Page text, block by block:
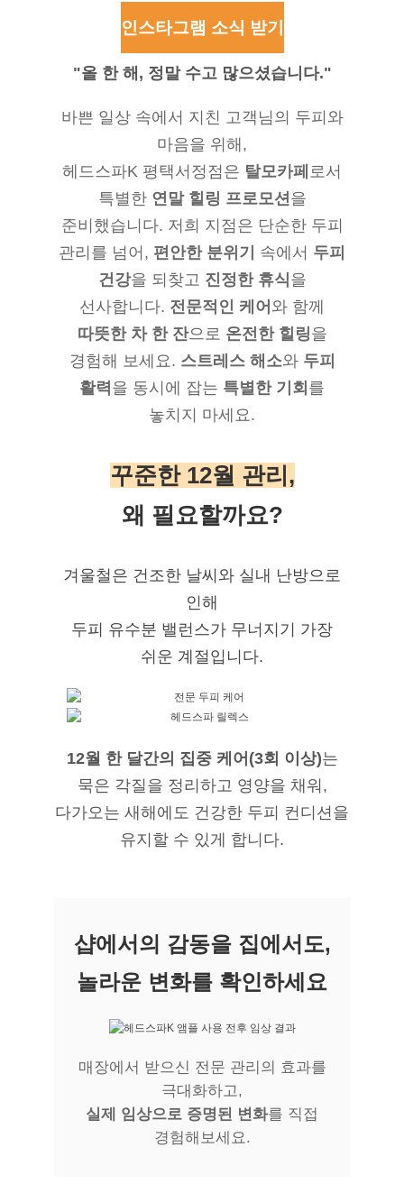
인스타그램 소식 받기
"올 한 해, 정말 수고 많으셨습니다."
바쁜 일상 속에서 지친 고객님의 두피와
마음을 위해,
헤드스파K 평택서정점은 탈모카페 로서
특별한 연말 힐링 프로모션 을
준비했습니다. 저희 지점은 단순한 두피
관리를 넘어, 편안한 분위기 속에서 두피
건강을 되찾고 진정한 휴식을
선사합니다. 전문적인 케어 와 함께
따뜻한 차 한 잔으로 온전한 힐링을
경험해 보세요. 스트레스 해소와 두피
활력 을 동시에 잡는 특별한 기회 를
놓치지 마세요.
꾸준한 12월 관리,
왜 필요할까요?
겨울철은 건조한 날씨와 실내 난방으로
인해
두피 유수분 밸런스가 무너지기 가장
쉬운 계절입니다.
12월 한 달간의 집중 케어(3회 이상)는
묵은 각질을 정리하고 영양을 채워,
다가오는 새해에도 건강한 두피 컨디션을
유지할 수 있게 합니다.
샵에서의 감동을 집에서도,
놀라운 변화를 확인하세요
매장에서 받으신 전문 관리의 효과를
극대화하고,
실제 임상으로 증명된 변화를 직접
경험해보세요.